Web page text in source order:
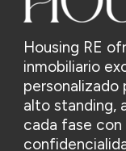
Housing RE
inmobiliario
personalizado
alto standing,
cada fase